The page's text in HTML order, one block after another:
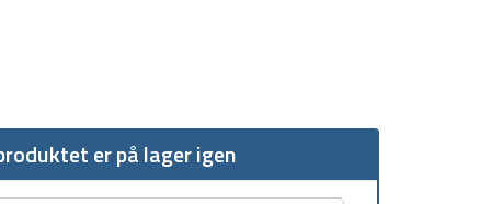
er på lager igen